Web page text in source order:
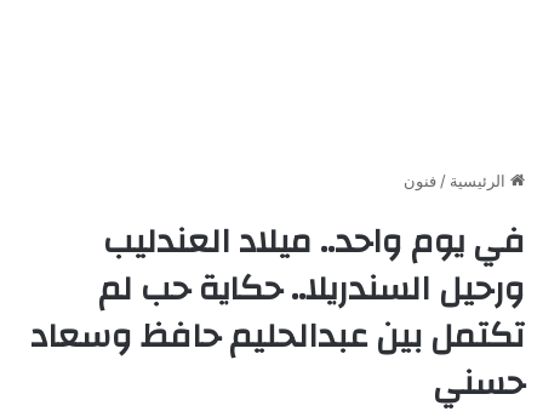
الرئيسية /فنون
في يوم واحد.. ميلاد العندليب
ورحيل السندريلا.. حكاية حب لم
تكتمل بين عبدالحليم حافظ وسعاد
حسني